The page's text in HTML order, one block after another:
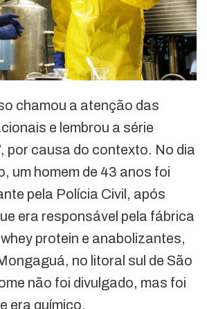
chamou a atenção das
e lembrou a série
por causa do contexto. No dia
um homem de 43 anos foi
pela Polícia Civil, após
era responsável pela fábrica
protein e anabolizantes,
no litoral sul de São
não foi divulgado, mas foi
era químico.